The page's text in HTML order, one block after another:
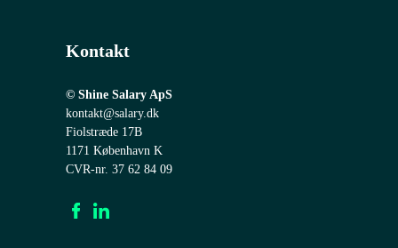
Kontakt
© Shine Salary ApS
kontakt@salary.dk
Fiolstræde 17B
1171 København K
CVR-nr. 37 62 84 09